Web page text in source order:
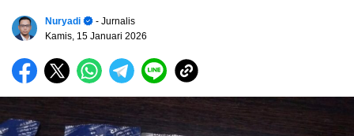
Nuryadi
- Jurnalis
Kamis, 15 Januari 2026